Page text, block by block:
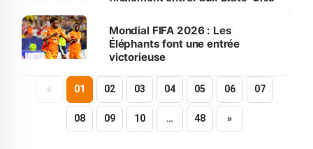
Mondial FIFA 2026 : Les
Éléphants font une entrée
victorieuse
« 01 02 03 04 05 06 07
08 09 10 … 48 »